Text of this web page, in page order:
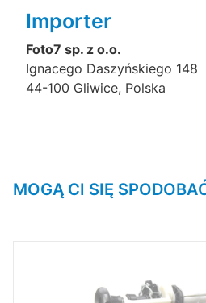
Importer
Foto7 sp. z o.o.
Ignacego Daszyńskiego 148
44-100 Gliwice, Polska
MOGĄ CI SIĘ